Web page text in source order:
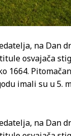
na Dan
osvajača
1664.
imali su u 5.
na Dan